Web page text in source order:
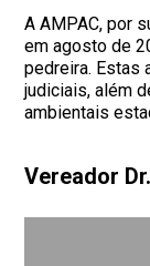
A AMPAC, por
em agosto de
pedreira. Estas
judiciais, além
ambientais
Vereador